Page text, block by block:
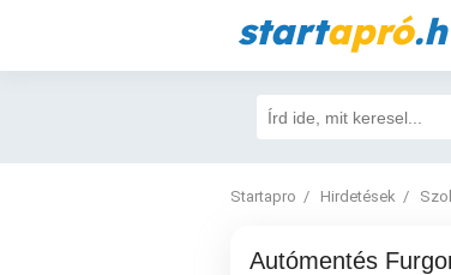
startapró
Startapro Hirdetések
Autómentés